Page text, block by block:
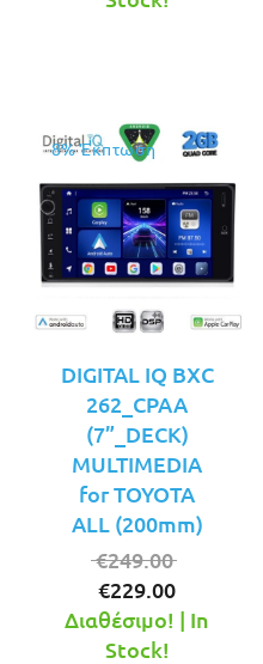
8% Έκπτωση
DIGITAL IQ BXC
262_CPAA
(7”_DECK)
MULTIMEDIA
for TOYOTA
ALL (200mm)
€249.00
was:
€229.00
τρέχουσα
Διαθέσιμο! | In
Stock!